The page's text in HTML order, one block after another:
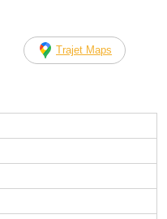
Trajet Maps